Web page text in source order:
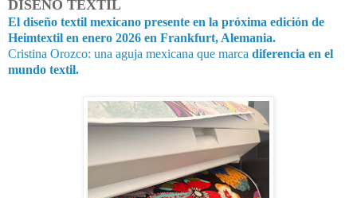
DISEÑO TEXTIL
El diseño textil mexicano presente en la próxima edición de
Heimtextil en enero 2026 en Frankfurt, Alemania.
Cristina Orozco: una aguja mexicana que marca diferencia en el
mundo textil.